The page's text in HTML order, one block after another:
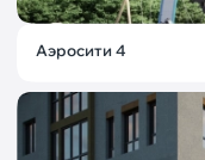
Аэросити 4